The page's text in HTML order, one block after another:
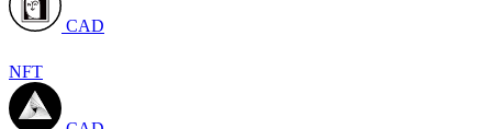
CAD
NFT